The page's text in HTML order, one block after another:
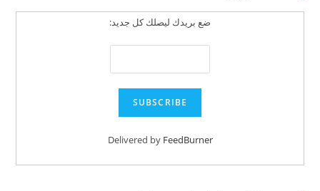
ضع بريدك ليصلك كل جديد:
Delivered by FeedBurner